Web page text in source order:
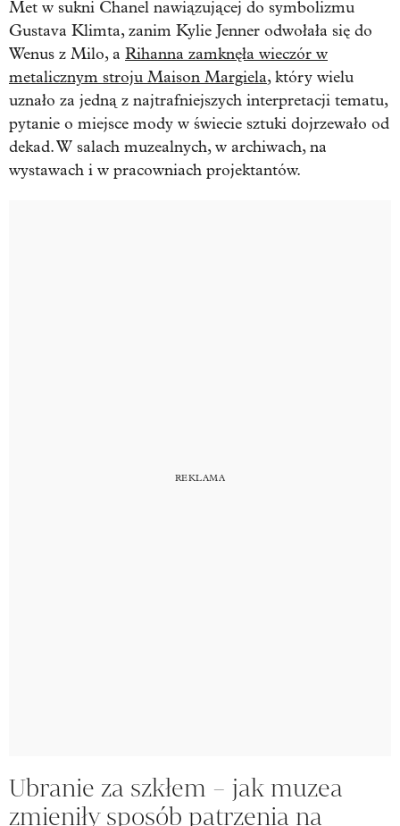
Met w sukni Chanel nawiązującej do symbolizmu
Gustava Klimta, zanim Kylie Jenner odwołała się do
Wenus z Milo, a Rihanna zamknęła wieczór w
metalicznym stroju Maison Margiela, który wielu
uznało za jedną z najtrafniejszych interpretacji tematu,
pytanie o miejsce mody w świecie sztuki dojrzewało od
dekad. W salach muzealnych, w archiwach, na
wystawach i w pracowniach projektantów.
Ubranie za szkłem – jak muzea
zmieniły sposób patrzenia na